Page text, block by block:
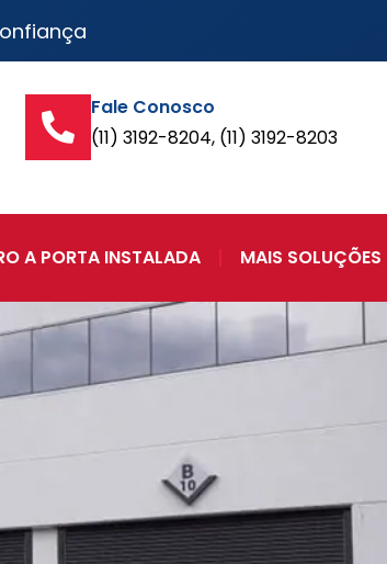
Fale Conosco
(11) 3192-8204, (11) 3192-8203
A PORTA INSTALADA MAIS SOLUÇÕES